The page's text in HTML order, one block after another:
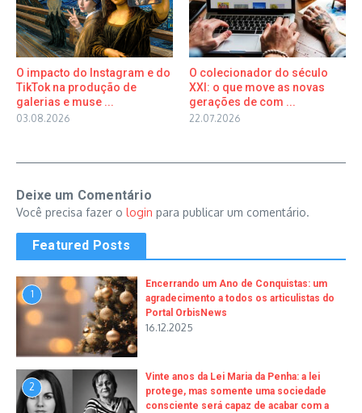
O impacto do Instagram e do
TikTok na produção de
galerias e muse ...
03.08.2026
O colecionador do século
XXI: o que move as novas
gerações de com ...
22.07.2026
Deixe um Comentário
Você precisa fazer o login para publicar um comentário.
Featured Posts
1
Encerrando um Ano de Conquistas: um
agradecimento a todos os articulistas do
Portal OrbisNews
16.12.2025
2
Vinte anos da Lei Maria da Penha: a lei
protege, mas somente uma sociedade
consciente será capaz de acabar com a